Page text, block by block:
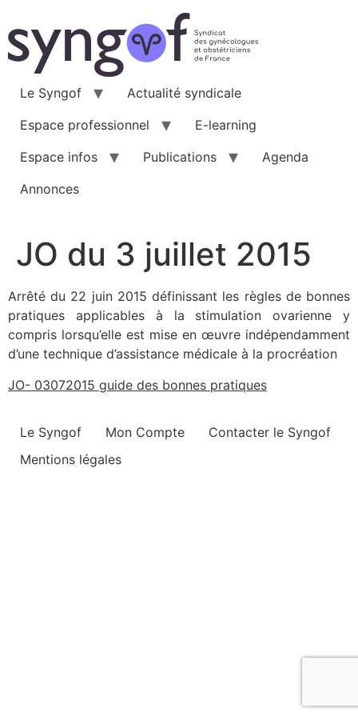
au
contenu
Le Syngof
Actualité syndicale
Espace professionnel
E-learning
Espace infos
Publications
Agenda
Annonces
JO du 3 juillet 2015
Arrêté du 22 juin 2015 définissant les règles de bonnes
pratiques applicables à la stimulation ovarienne y
compris lorsqu’elle est mise en œuvre indépendamment
d’une technique d’assistance médicale à la procréation
JO- 03072015 guide des bonnes pratiques
Le Syngof Mon Compte
Contacter le Syngof
Mentions légales